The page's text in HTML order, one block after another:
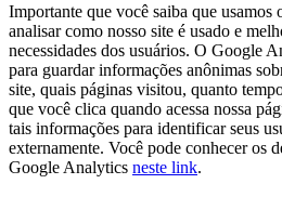
Importante que você saiba que
analisar como nosso site é usado e
necessidades dos usuários. O Google
para guardar informações anônimas
site, quais páginas visitou, quanto
que você clica quando acessa nossa
tais informações para identificar seus
externamente. Você pode conhecer os
Google Analytics neste link.